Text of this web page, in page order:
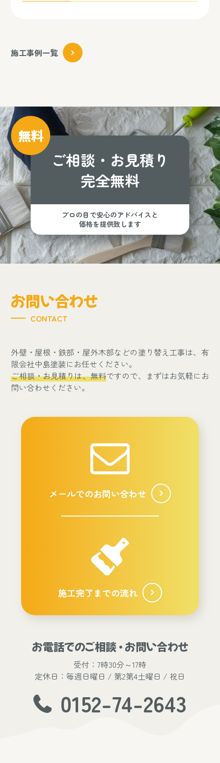
施工事例一覧
無料
ご相談・お見積り
完全無料
プロの目で安心のアドバイスと
価格を提供致します
お問い合わせ
CONTACT
外壁・屋根・鉄部・屋外木部などの塗り替え工事は、有
限会社中島塗装にお任せください。
ご相談・お見積りは、無料ですので、まずはお気軽にお
問い合わせください。
メールでのお問い合わせ
施工完了までの流れ
お電話でのご相談 ・ お問い合わせ
受付：7時30分～17時
定休日：毎週日曜日 / 第2第4土曜日 / 祝日
0152-74-2643